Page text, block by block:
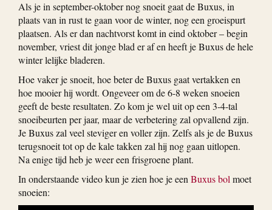
Als je in september-oktober nog snoeit gaat de Buxus, in
plaats van in rust te gaan voor de winter, nog een groeispurt
plaatsen. Als er dan nachtvorst komt in eind oktober – begin
november, vriest dit jonge blad er af en heeft je Buxus de hele
winter lelijke bladeren.
Hoe vaker je snoeit, hoe beter de Buxus gaat vertakken en
hoe mooier hij wordt. Ongeveer om de 6-8 weken snoeien
geeft de beste resultaten. Zo kom je wel uit op een 3-4-tal
snoeibeurten per jaar, maar de verbetering zal opvallend zijn.
Je Buxus zal veel steviger en voller zijn. Zelfs als je de Buxus
terugsnoeit tot op de kale takken zal hij nog gaan uitlopen.
Na enige tijd heb je weer een frisgroene plant.
In onderstaande video kun je zien hoe je een Buxus bol moet
snoeien: